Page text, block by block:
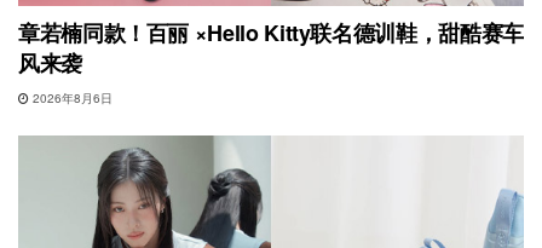
章若楠同款！百丽 ×Hello Kitty联名德训鞋，甜酷赛车
风来袭
2026年8月6日